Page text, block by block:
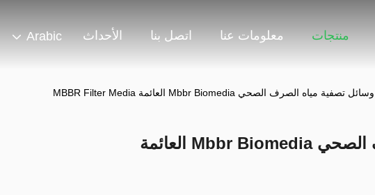
منتجات معلومات عنا اتصل بنا الأحداث Arabic
وسائل تصفية مياه الصرف الصحي Mbbr Biomedia العائمة MBBR Filter Media
وسائل تصفية مياه الصرف الصحي Mbbr Biomedia العائمة